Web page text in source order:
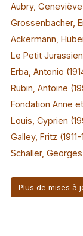
Aubry,
Grossenbacher,
Ackermann,
Le Petit Jurassien
Erba, Antonio
Rubin, Antoine
Fondation Anne
Louis, Cyprien
Galley, Fritz
Schaller, Georges
Plus de mises à